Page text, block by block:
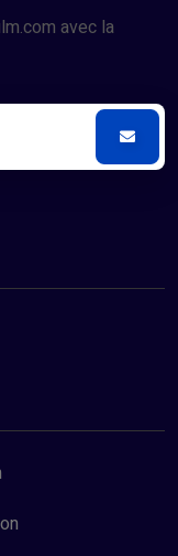
avec la